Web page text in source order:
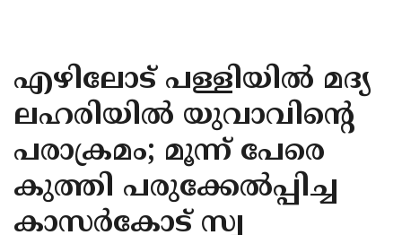
KANNUR
KASARAGOD
എഴിലോട് പള്ളിയിൽ മദ്യ
ലഹരിയിൽ യുവാവിന്റെ
പരാക്രമം; മൂന്ന് പേരെ
കുത്തി പരുക്കേൽപ്പിച്ച
കാസർകോട് സ്വ